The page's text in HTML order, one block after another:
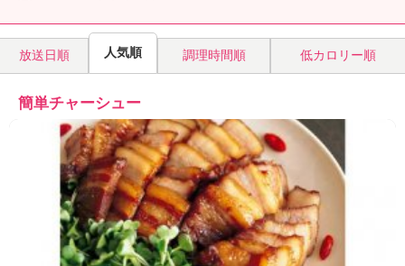
放送日順 人気順 調理時間順 低カロリー順
簡単チャーシュー